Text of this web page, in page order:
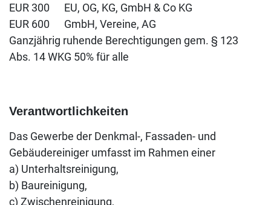
EUR 300 EU, OG, KG, GmbH & Co KG
EUR 600 GmbH, Vereine, AG
Ganzjährig ruhende Berechtigungen gem. § 123
Abs. 14 WKG 50% für alle
Verantwortlichkeiten
Das Gewerbe der Denkmal-, Fassaden- und
Gebäudereiniger umfasst im Rahmen einer
a) Unterhaltsreinigung,
b) Baureinigung,
c) Zwischenreinigung,